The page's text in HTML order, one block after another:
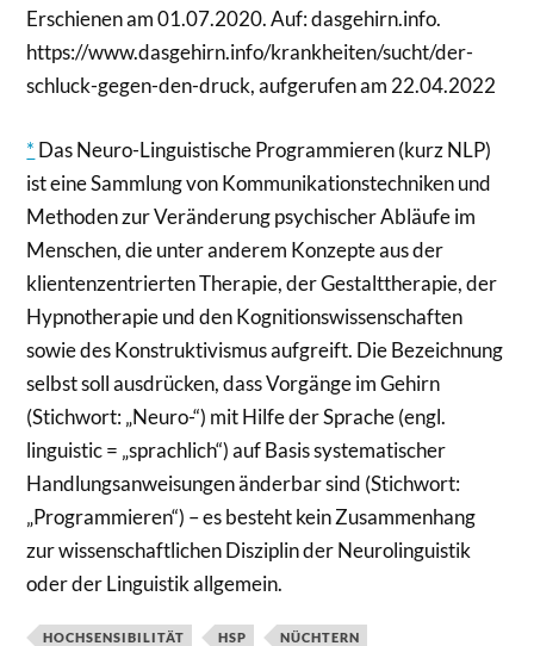
Erschienen am 01.07.2020. Auf: dasgehirn.info.
https://www.dasgehirn.info/krankheiten/sucht/der-
schluck-gegen-den-druck, aufgerufen am 22.04.2022
* Das Neuro-Linguistische Programmieren (kurz NLP)
ist eine Sammlung von Kommunikationstechniken und
Methoden zur Veränderung psychischer Abläufe im
Menschen, die unter anderem Konzepte aus der
klientenzentrierten Therapie, der Gestalttherapie, der
Hypnotherapie und den Kognitionswissenschaften
sowie des Konstruktivismus aufgreift. Die Bezeichnung
selbst soll ausdrücken, dass Vorgänge im Gehirn
(Stichwort: „Neuro-“) mit Hilfe der Sprache (engl.
linguistic = „sprachlich“) auf Basis systematischer
Handlungsanweisungen änderbar sind (Stichwort:
„Programmieren“) – es besteht kein Zusammenhang
zur wissenschaftlichen Disziplin der Neurolinguistik
oder der Linguistik allgemein.
HOCHSENSIBILITÄT HSP NÜCHTERN